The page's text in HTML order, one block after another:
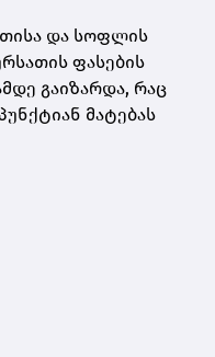
და სოფლის
ფასების
გაიზარდა, რაც
მატებას